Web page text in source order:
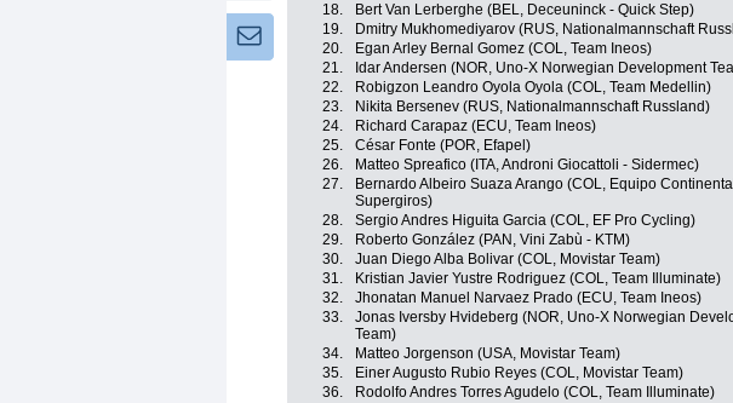
18.
Bert Van Lerberghe (BEL, Deceuninck - Quick Step)
19.
Dmitry Mukhomediyarov (RUS, Nationalmannschaft
20.
Egan Arley Bernal Gomez (COL, Team Ineos)
21.
Idar Andersen (NOR, Uno-X Norwegian Development
22.
Robigzon Leandro Oyola Oyola (COL, Team Medellin)
23.
Nikita Bersenev (RUS, Nationalmannschaft Russland)
24.
Richard Carapaz (ECU, Team Ineos)
25.
César Fonte (POR, Efapel)
26.
Matteo Spreafico (ITA, Androni Giocattoli - Sidermec)
27.
Bernardo Albeiro Suaza Arango (COL, Equipo Continental
Supergiros)
28. Sergio Andres Higuita Garcia (COL, EF Pro Cycling)
29.
Roberto González (PAN, Vini Zabù - KTM)
30.
Juan Diego Alba Bolivar (COL, Movistar Team)
31.
Kristian Javier Yustre Rodriguez (COL, Team Illuminate)
32.
Jhonatan Manuel Narvaez Prado (ECU, Team Ineos)
33.
Jonas Iversby Hvideberg (NOR, Uno-X Norwegian
Team)
34. Matteo Jorgenson (USA, Movistar Team)
35.
Einer Augusto Rubio Reyes (COL, Movistar Team)
36.
Rodolfo Andres Torres Agudelo (COL, Team Illuminate)
Newsletter: